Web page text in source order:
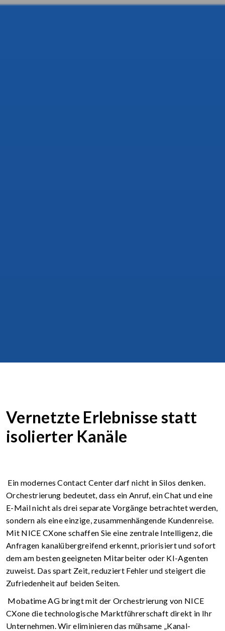
Vernetzte Erlebnisse statt
isolierter Kanäle
Ein modernes Contact Center darf nicht in Silos denken.
Orchestrierung bedeutet, dass ein Anruf, ein Chat und eine
E-Mail nicht als drei separate Vorgänge betrachtet werden,
sondern als eine einzige, zusammenhängende Kundenreise.
Mit NICE CXone schaffen Sie eine zentrale Intelligenz, die
Anfragen kanalübergreifend erkennt, priorisiert und sofort
dem am besten geeigneten Mitarbeiter oder KI-Agenten
zuweist. Das spart Zeit, reduziert Fehler und steigert die
Zufriedenheit auf beiden Seiten.
Mobatime AG bringt mit der Orchestrierung von NICE
CXone die technologische Marktführerschaft direkt in Ihr
Unternehmen. Wir eliminieren das mühsame „Kanal-